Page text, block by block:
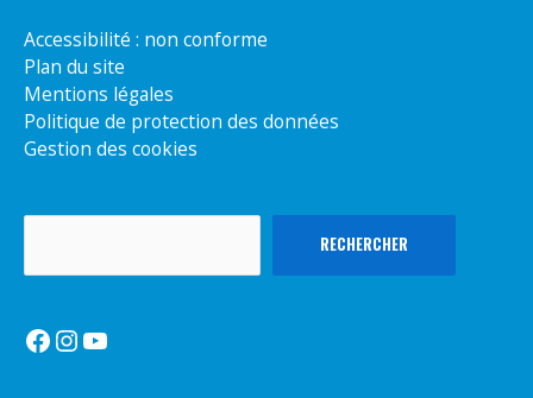
Accessibilité : non conforme
Plan du site
Mentions légales
Politique de protection des données
Gestion des cookies
RECHERCHER
Facebook
Instagram
YouTube